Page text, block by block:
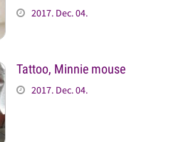
2017. Dec. 04.
Tattoo, Minnie mouse
2017. Dec. 04.